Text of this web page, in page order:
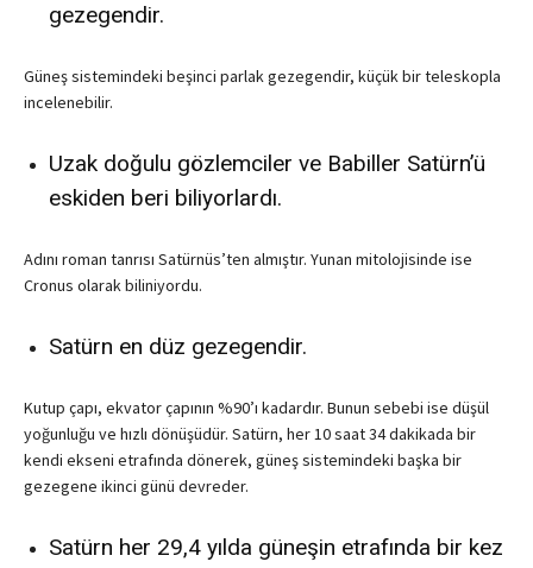
gezegendir.
Güneş sistemindeki beşinci parlak gezegendir, küçük bir teleskopla
incelenebilir.
Uzak doğulu gözlemciler ve Babiller Satürn’ü
eskiden beri biliyorlardı.
Adını roman tanrısı Satürnüs’ten almıştır. Yunan mitolojisinde ise
Cronus olarak biliniyordu.
Satürn en düz gezegendir.
Kutup çapı, ekvator çapının %90’ı kadardır. Bunun sebebi ise düşül
yoğunluğu ve hızlı dönüşüdür. Satürn, her 10 saat 34 dakikada bir
kendi ekseni etrafında dönerek, güneş sistemindeki başka bir
gezegene ikinci günü devreder.
Satürn her 29,4 yılda güneşin etrafında bir kez